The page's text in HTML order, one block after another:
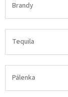
Brandy
Tequila
Pálenka